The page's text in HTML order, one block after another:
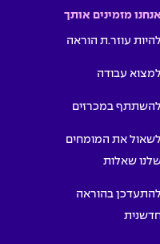
אנחנו מזמינים אותך
להיות עוזר.ת הוראה
למצוא עבודה
להשתתף במכרזים
לשאול את המומחים
שאלות
להתעדכן בהוראה